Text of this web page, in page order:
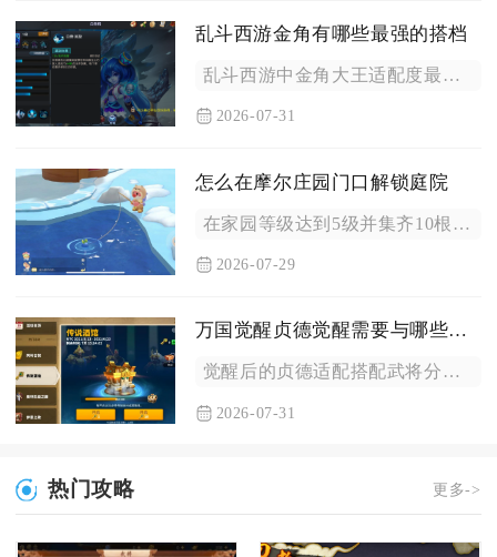
乱斗西游金角有哪些最强的搭档
乱斗西游中金角大王适配度最高的搭档分为四类，分别是哪吒、赤虎...
2026-07-31
怎么在摩尔庄园门口解锁庭院
在家园等级达到5级并集齐10根木材、8块铁矿，完成家园扩建计...
2026-07-29
万国觉醒贞德觉醒需要与哪些武将配合使用
觉醒后的贞德适配搭配武将分为坦系续航、怒气循环、混兵减益、骑...
2026-07-31
热门攻略 更多->